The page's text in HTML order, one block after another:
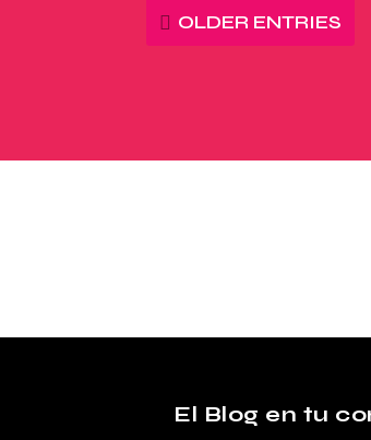
OLDER ENTRIES
El Blog en tu